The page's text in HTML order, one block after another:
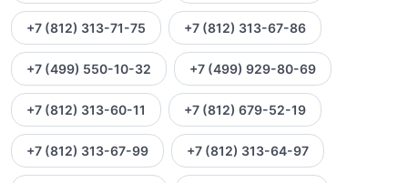
+7 (812) 313-71-75 +7 (812) 313-67-86
+7 (499) 550-10-32 +7 (499) 929-80-69
+7 (812) 313-60-11 +7 (812) 679-52-19
+7 (812) 313-67-99 +7 (812) 313-64-97